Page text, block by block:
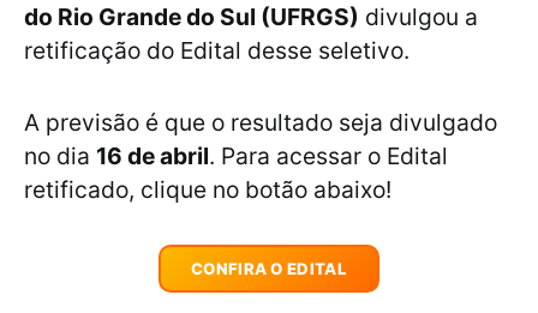
do Rio Grande do Sul (UFRGS) divulgou a
retificação do Edital desse seletivo.
A previsão é que o resultado seja divulgado
no dia 16 de abril. Para acessar o Edital
retificado, clique no botão abaixo!
CONFIRA O EDITAL